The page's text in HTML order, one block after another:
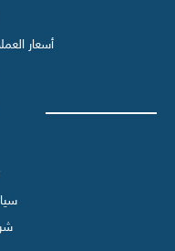
أسعار